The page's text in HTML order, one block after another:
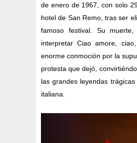
de enero de 1967, con solo
hotel de San Remo, tras ser
famoso festival. Su
interpretar Ciao amore,
enorme conmoción por la
protesta que dejó,
las grandes leyendas
italiana.